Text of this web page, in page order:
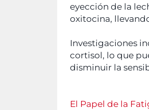
eyección de la
oxitocina,
Investigaciones
cortisol, lo que
disminuir la
El Papel de la